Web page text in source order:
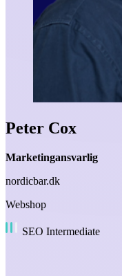
Peter Cox
Marketingansvarlig
nordicbar.dk
Webshop
SEO Intermediate